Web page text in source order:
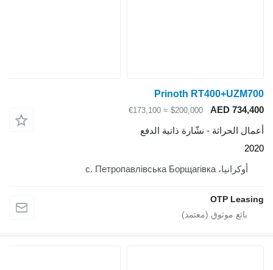
Prinoth RT400+UZM700
AED 734,400
$200,000
≈ €173,100
أعمال الحراثة - نشّارة ذاتية الدفع
2020
أوكرانيا، с. Петропавлівська Борщагівка
OTP Leasing